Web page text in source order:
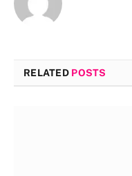
RELATED POSTS